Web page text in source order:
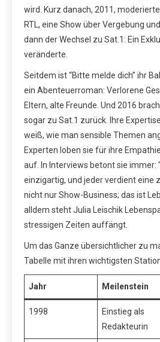
wird. Kurz danach, 2011,
RTL, eine Show über Vergebung
dann der Wechsel zu Sat.1: Ein
veränderte.
Seitdem ist “Bitte melde dich” ihr
ein Abenteuerroman: Verlorene
Eltern, alte Freunde. Und 2016
sogar zu Sat.1 zurück. Ihre
weiß, wie man sensible Themen
Experten loben sie für ihre
auf. In Interviews betont sie immer:
einzigartig, und jeder verdient eine
nicht nur Show-Business; das ist
alldem steht Julia Leischik
stressigen Zeiten auffängt.
Um das Ganze übersichtlicher zu
Tabelle mit ihren wichtigsten
Jahr Meilenstein
1998
Einstieg als
Redakteurin